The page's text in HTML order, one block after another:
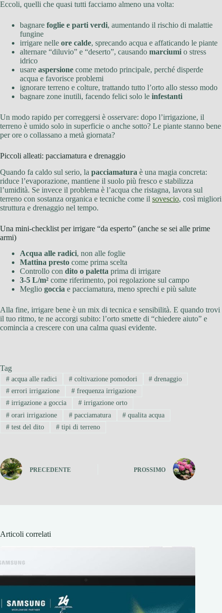
Eccoli, quelli che quasi tutti facciamo almeno una volta:
bagnare foglie e parti verdi, aumentando il rischio di malattie
fungine
irrigare nelle ore calde, sprecando acqua e affaticando le piante
alternare “diluvio” e “deserto”, causando marciumi o stress
idrico
usare aspersione come metodo principale, perché disperde
acqua e favorisce problemi
ignorare terreno e colture, trattando tutto l’orto allo stesso modo
bagnare zone inutili, facendo felici solo le infestanti
Un modo rapido per correggersi è osservare: dopo l’irrigazione, il
terreno è umido solo in superficie o anche sotto? Le piante stanno bene
per ore o collassano a metà giornata?
Piccoli alleati: pacciamatura e drenaggio
Quando fa caldo sul serio, la pacciamatura è una magia concreta:
riduce l’evaporazione, mantiene il suolo più fresco e stabilizza
l’umidità. Se invece il problema è l’acqua che ristagna, lavora sul
terreno con sostanza organica e tecniche come il sovescio, così migliori
struttura e drenaggio nel tempo.
Una mini-checklist per irrigare “da esperto” (anche se sei alle prime
armi)
Acqua alle radici, non alle foglie
Mattina presto come prima scelta
Controllo con dito o paletta prima di irrigare
3-5 L/m² come riferimento, poi regolazione sul campo
Meglio goccia e pacciamatura, meno sprechi e più salute
Alla fine, irrigare bene è un mix di tecnica e sensibilità. E quando trovi
il tuo ritmo, te ne accorgi subito: l’orto smette di “chiedere aiuto” e
comincia a crescere con una calma quasi evidente.
Tag
#acqua alle radici #coltivazione pomodori # drenaggio
#errori irrigazione #frequenza irrigazione
#irrigazione a goccia #irrigazione orto
#orari irrigazione #pacciamatura # qualita acqua
#test del dito #tipi di terreno
PRECEDENTE PROSSIMO
Articoli correlati